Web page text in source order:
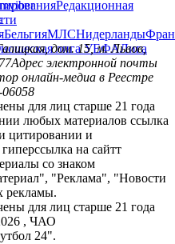
Редакционная
viber
БельгияМЛСНидерланды
лига УЕФАЛига
дом. 15, м. Львов,
Адрес электронной почты
онлайн-медиа в Реестре
для лиц старше 21 года
любых материалов ссылка
цитировании и
на сайтт
со знаком
"Реклама", "Новости
рекламы.
для лиц старше 21 года
, ЧАО
24".